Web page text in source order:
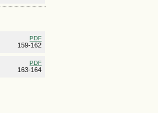
PDF
159-162
PDF
163-164